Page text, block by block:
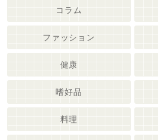
コラム
ファッション
健康
嗜好品
料理